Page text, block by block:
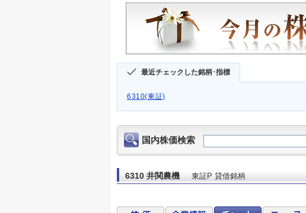
最近チェックした銘柄･指標
6310(東証)